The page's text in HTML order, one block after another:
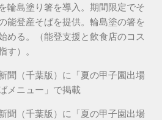
輪島塗り箸を導入。期間限定でそ
能登産そばを提供。輪島塗の箸を
める。（能登支援と飲食店のコス
す）。
聞（千葉版）に「夏の甲子園出場
メニュー」で掲載
聞（千葉版）に「夏の甲子園出場